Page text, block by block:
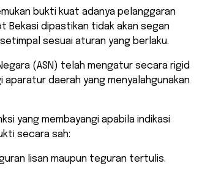
bukti kuat adanya pelanggaran
Bekasi dipastikan tidak akan segan
sesuai aturan yang berlaku.
(ASN) telah mengatur secara rigid
daerah yang menyalahgunakan
yang membayangi apabila indikasi
secara sah:
lisan maupun teguran tertulis.